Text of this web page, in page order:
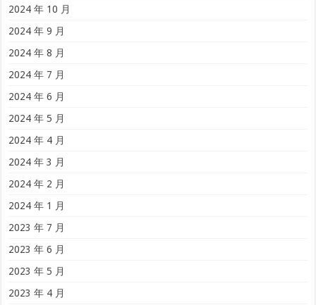
2024 年 10 月
2024 年 9 月
2024 年 8 月
2024 年 7 月
2024 年 6 月
2024 年 5 月
2024 年 4 月
2024 年 3 月
2024 年 2 月
2024 年 1 月
2023 年 7 月
2023 年 6 月
2023 年 5 月
2023 年 4 月